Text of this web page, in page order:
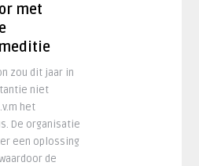
met
zou dit jaar in
niet
het
De organisatie
een oplossing
de